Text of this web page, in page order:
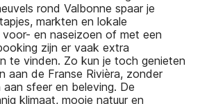
rond Valbonne spaar je
markten en lokale
en naseizoen of met een
zijn er vaak extra
te vinden. Zo kun je toch genieten
aan de Franse Rivièra, zonder
sfeer en beleving. De
klimaat, mooie natuur en